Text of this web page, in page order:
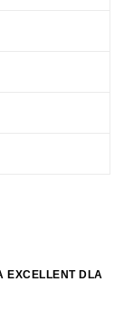
EXCELLENT DLA